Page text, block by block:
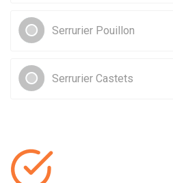
Serrurier Pouillon
Serrurier Castets